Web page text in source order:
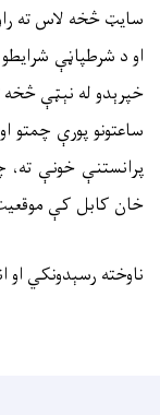
سایټ څخه لاسته
او د شرطپاڼې
خپرېدو له نېټېڅخه
ساعتونو پورې چمتو او
پرانستنې خونې ته،
خان کابل کې
ناوخته رسېدونکي او